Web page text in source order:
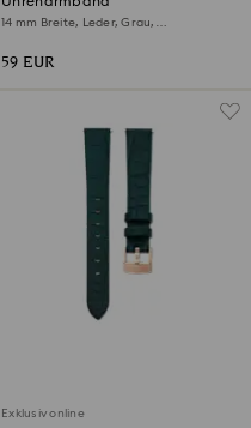
14 mm Breite, Leder, Grau,
59 EUR
Exklusiv online